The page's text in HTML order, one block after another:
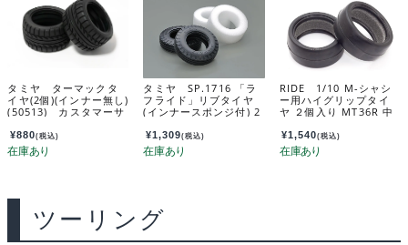
タミヤ ターマックタ
イヤ(2個)(インナー無し)
(50513) カスタマーサ
77-000
¥880(税込)
タミヤ SP.1716 「ラ
フライド」リブタイヤ
(インナースポンジ付) 2
¥1,309(税込)
RIDE 1/10 M-シャシ
ー用ハイグリップタイ
ヤ ２個入り MT36R 中
付属） 1/10 M-Chassi
s High grip tires MT3
6R (Hi-Mid Temp/LT i
¥1,540(税込)
ツーリング